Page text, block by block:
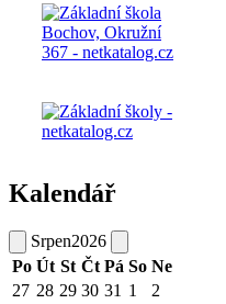
Kalendář
Srpen2026
Po Út St Čt Pá So Ne
27 28 29 30 31 1
2